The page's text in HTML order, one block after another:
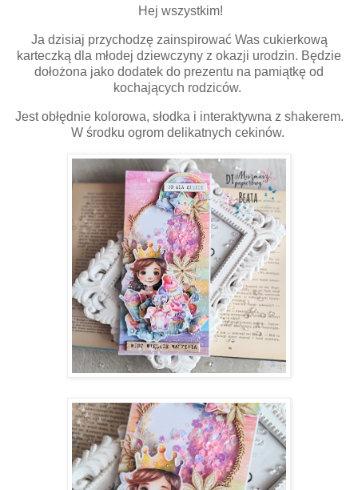
Hej wszystkim!
Ja dzisiaj przychodzę zainspirować Was cukierkową
karteczką dla młodej dziewczyny z okazji urodzin. Będzie
dołożona jako dodatek do prezentu na pamiątkę od
kochających rodziców.
Jest obłędnie kolorowa, słodka i interaktywna z shakerem.
W środku ogrom delikatnych cekinów.